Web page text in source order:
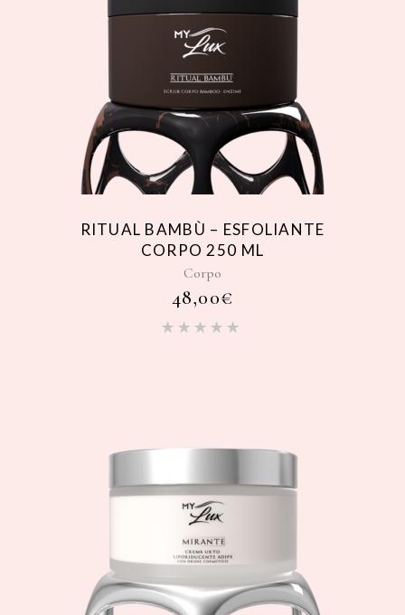
RITUAL BAMBÙ – ESFOLIANTE
CORPO 250 ML
Corpo
48,00€